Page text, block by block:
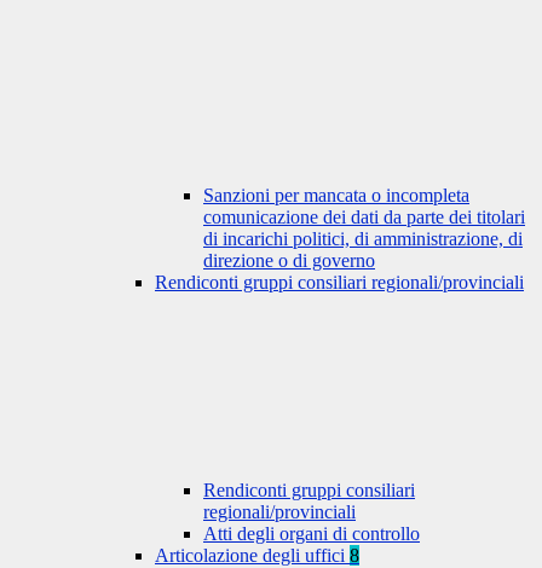
Sanzioni per mancata o incompleta
comunicazione dei dati da parte dei titolari
di incarichi politici, di amministrazione, di
direzione o di governo
Rendiconti gruppi consiliari regionali/provinciali
Rendiconti gruppi consiliari
regionali/provinciali
Atti degli organi di controllo
Articolazione degli uffici 8